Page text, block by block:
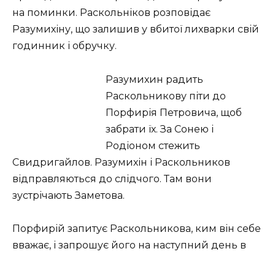
на поминки. Раскольніков розповідає
Разумихіну, що залишив у вбитої лихварки свій
годинник і обручку.
Разумихин радить
Раскольникову піти до
Порфирія Петровича, щоб
забрати їх. За Сонею і
Родіоном стежить
Свидригайлов. Разумихін і Раскольников
відправляються до слідчого. Там вони
зустрічають Заметова.
Порфирій запитує Раскольникова, ким він себе
вважає, і запрошує його на наступний день в